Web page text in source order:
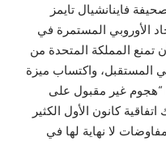
2020، أشارت صحيفة فاينانشيال تايمز
الأوروبي المستمرة في
تمنع المملكة المتحدة من
المستقبل، واكتساب ميزة
غير مقبول على
كانون الأول الكثير
لا نهاية لها في